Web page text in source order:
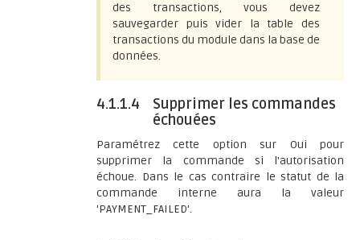
des transactions, vous devez
sauvegarder puis vider la table des
transactions du module dans la base de
données.
4.1.1.4
Supprimer les commandes
échouées
Paramétrez cette option sur Oui pour
supprimer la commande si l'autorisation
échoue. Dans le cas contraire le statut de la
commande interne aura la valeur
'PAYMENT_FAILED'.